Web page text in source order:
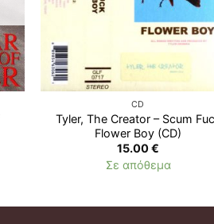
CD
Tyler, The Creator ‎– Scum
Flower Boy (CD)
15.00€
Σε απόθεμα